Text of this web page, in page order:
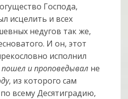
Господа,
исцелить и всех
недугов так же,
И он, этот
исполнил
и проповедывал не
, из которого сам
всему Десятиградию,